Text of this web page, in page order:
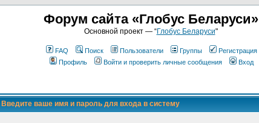
Форум сайта «Глобус Беларуси»
Основной проект — “Глобус Беларуси"
FAQ Поиск Пользователи Группы
Регистрация
Профиль
Войти и проверить личные сообщения Вход
Введите ваше имя и пароль для входа в систему